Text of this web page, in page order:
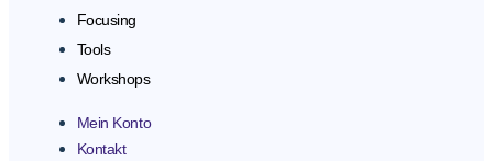
Focusing
Tools
Workshops
Mein Konto
Kontakt